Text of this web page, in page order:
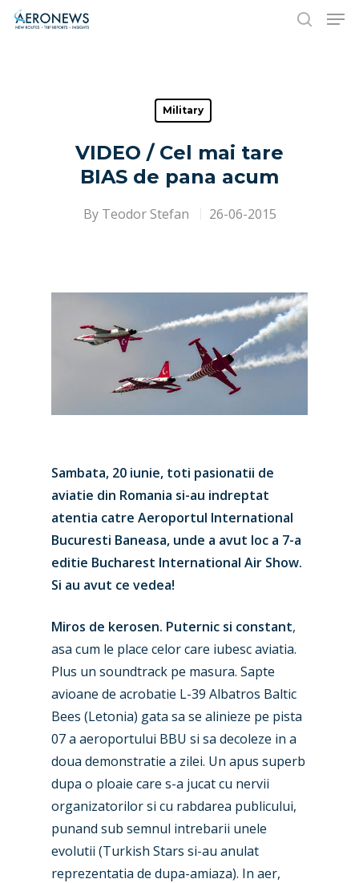
Hit enter to search or ESC to close
Military
VIDEO / Cel mai tare
BIAS de pana acum
By Teodor Stefan 26-06-2015
Sambata, 20 iunie, toti pasionatii de
aviatie din Romania si-au indreptat
atentia catre Aeroportul International
Bucuresti Baneasa, unde a avut loc a 7-a
editie Bucharest International Air Show.
Si au avut ce vedea!
Miros de kerosen. Puternic si constant,
asa cum le place celor care iubesc aviatia.
Plus un soundtrack pe masura. Sapte
avioane de acrobatie L-39 Albatros Baltic
Bees (Letonia) gata sa se alinieze pe pista
07 a aeroportului BBU si sa decoleze in a
doua demonstratie a zilei. Un apus superb
dupa o ploaie care s-a jucat cu nervii
organizatorilor si cu rabdarea publicului,
punand sub semnul intrebarii unele
evolutii (Turkish Stars si-au anulat
reprezentatia de dupa-amiaza). In aer,